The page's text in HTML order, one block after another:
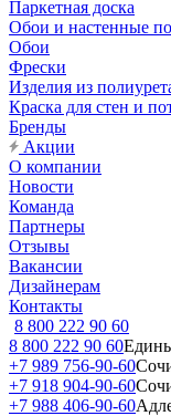
Паркетная доска
Обои и настенные
Обои
Фрески
Изделия из
Краска для стен и
Бренды
Акции
О компании
Новости
Команда
Партнеры
Отзывы
Вакансии
Дизайнерам
Контакты
8 800 222 90 60
8 800 222 90 60
+7 989 756-90-60
+7 918 904-90-60
+7 988 406-90-60